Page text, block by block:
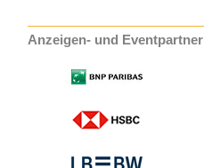
Anzeigen- und Eventpartner